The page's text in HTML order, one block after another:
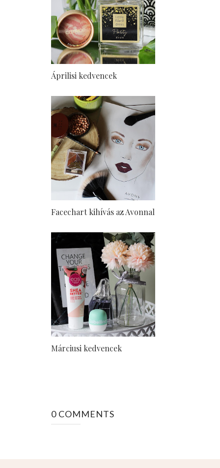
Áprilisi kedvencek
Facechart kihívás az Avonnal
Márciusi kedvencek
0 COMMENTS